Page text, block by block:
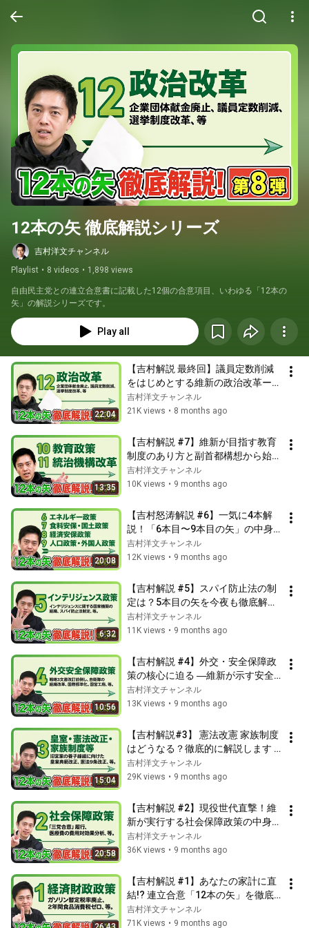
12本の矢 徹底解説シリーズ
吉村洋文チャンネル
Playlist • 8 videos • 1,898 views
自由民主党との連立合意書に記載した12個の合意項目、いわゆる「12本の
矢」の解説シリーズです。
Play all
22:04
【吉村解説 最終回】議員定数削減
をはじめとする維新の政治改革ーー
改革政党としての挑戦
吉村洋文チャンネル
21K views • 8 months ago
13:35
【吉村解説 #7】維新が目指す教育
制度のあり方と副首都構想から始ま
る未来の日本の姿とは？
吉村洋文チャンネル
10K views • 9 months ago
20:08
【吉村怒涛解説 #6】一気に4本解
説！「6本目〜9本目の矢」の中身
とは？#エネルギー政策 #食料安保
国土政策 #経済安保政策 #人口政策
吉村洋文チャンネル
12K views • 9 months ago
6:32
【吉村解説 #5】スパイ防止法の制
定は？5本目の矢を今夜も徹底解
説！#インテリジェンス政策 #日本
吉村洋文チャンネル
11K views • 9 months ago
10:56
【吉村解説 #4】外交・安全保障政
策の核心に迫る ―維新が示す安全
保障政策を解説
吉村洋文チャンネル
13K views • 9 months ago
15:04
【吉村解説#3】 憲法改憲 家族制度
はどうなる？徹底的に解説します
#12本の矢
吉村洋文チャンネル
29K views • 9 months ago
20:58
【吉村解説 #2】現役世代直撃！維
新が実行する社会保障政策の中身を
徹底解説！#12本の矢 #社会保障政
策 #日本維新の会
吉村洋文チャンネル
36K views • 9 months ago
【吉村解説 #1】あなたの家計に直
結!? 連立合意「12本の矢」を徹底
解説します #経済財政政策
吉村洋文チャンネル
71K views • 9 months ago